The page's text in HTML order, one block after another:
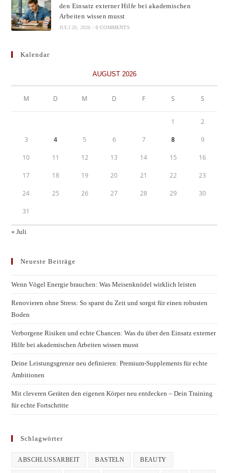
den Einsatz externer Hilfe bei akademischen
Arbeiten wissen musst
JULI 20, 2026 / 0 COMMENTS
Kalendar
AUGUST 2026
M D M D F S S
1 2
3 4 5 6 7 8 9
10 11 12 13 14 15 16
17 18 19 20 21 22 23
24 25 26 27 28 29 30
31
« Juli
Neueste Beiträge
Wenn Vögel Energie brauchen: Was Meisenknödel wirklich leisten
Renovieren ohne Stress: So sparst du Zeit und sorgst für einen robusten
Boden
Verborgene Risiken und echte Chancen: Was du über den Einsatz externer
Hilfe bei akademischen Arbeiten wissen musst
Deine Leistungsgrenze neu definieren: Premium-Supplements für echte
Ambitionen
Mit cleveren Geräten den eigenen Körper neu entdecken – Dein Training
für echte Fortschritte
Schlagwörter
ABSCHLUSSARBEIT BASTELN BEAUTY